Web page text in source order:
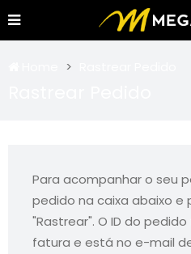
Para acompanhar o seu
pedido na caixa abaixo e
"Rastrear". O ID do
fatura e está no e-mail